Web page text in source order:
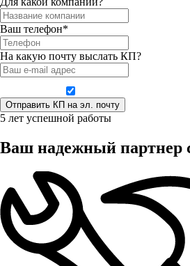
Ваш телефон*
На какую почту выслать КП?
5 лет успешной работы
Ваш надежный партнер